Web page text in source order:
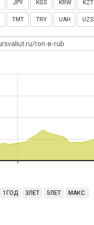
JPY KGS KRW KZT
TMT TRY UAH UZS
1ГОД 3ЛЕТ 5ЛЕТ МАКС.